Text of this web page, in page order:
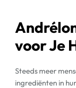
voor Je
Steeds meer
ingrediënten in